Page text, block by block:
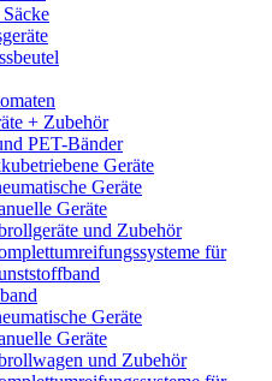
+ Zubehör
PET-Bänder
Geräte
Geräte
Geräte
und Zubehör
für
Geräte
Geräte
und Zubehör